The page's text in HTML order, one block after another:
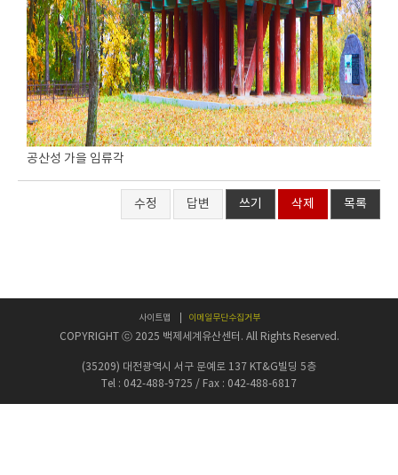
공산성 가을 임류각
수정 답변 쓰기 삭제 목록
사이트맵 이메일무단수집거부
COPYRIGHT ⓒ 2025 백제세계유산센터. All Rights Reserved.
(35209) 대전광역시 서구 문예로 137 KT&G빌딩 5층
Tel : 042-488-9725 / Fax : 042-488-6817